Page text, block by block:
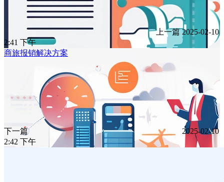
上一篇 2025-02-10
2:41 下午
商旅报销解决方案
下一篇
2025-02-10
2:42 下午